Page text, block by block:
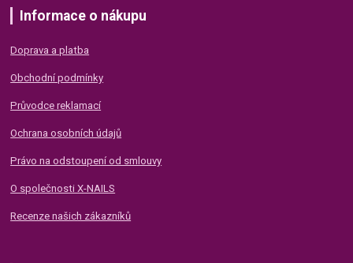
Informace o nákupu
Doprava a platba
Obchodní podmínky
Průvodce reklamací
Ochrana osobních údajů
Právo na odstoupení od smlouvy
O společnosti X-NAILS
Recenze našich zákazníků